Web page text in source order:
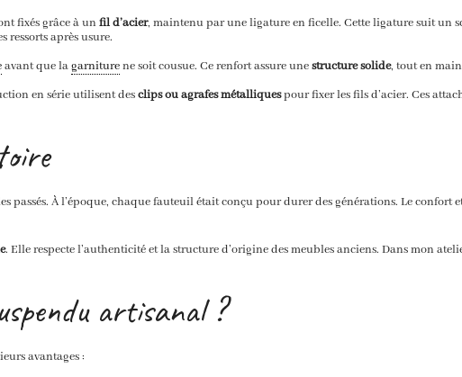
fixés grâce à unfil d’acier, maintenu par une ligature en ficelle. Cette ligature suit un
ressorts après usure.
avant que lagarniturene soit cousue. Ce renfort assure unestructure solide, tout en
en série utilisent desclips ou agrafes métalliquespour fixer les fils d’acier. Ces
passés. À l’époque, chaque fauteuil était conçu pour durer des générations. Le confort
. Elle respecte l’authenticité et la structure d’origine des meubles anciens. Dans mon
artisanal ?
avantages :